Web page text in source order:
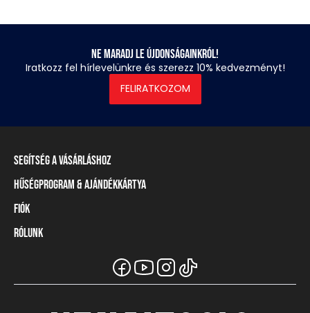
Ne maradj le újdonságainkról!
Iratkozz fel hírlevelünkre és szerezz 10% kedvezményt!
FELIRATKOZOM
Segítség a vásárláshoz
Szállítási információ
Fizetési módok
Mérettáblázat
Üzleteink és viszonteladók
Gyakori kérdések (GYIK)
Hűségprogram & Ajándékkártya
Törzsvásárlói program
Ajándékkártya
Fiók
Belépés / Regisztráció
Rólunk
A Heavy Tools márka
Viszonteladói információ